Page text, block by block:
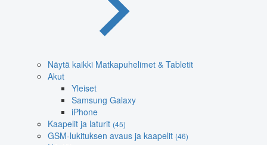
Näytä kaikki Matkapuhelimet & Tabletit
Akut
Yleiset
Samsung Galaxy
iPhone
Kaapelit ja laturit (45)
GSM-lukituksen avaus ja kaapelit (46)